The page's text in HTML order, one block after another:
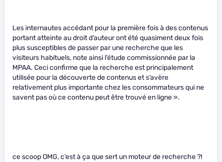
Les internautes accédant pour la première fois à des contenus
portant atteinte au droit d’auteur ont été quasiment deux fois
plus susceptibles de passer par une recherche que les
visiteurs habituels, note ainsi l’étude commissionnée par la
MPAA. Ceci confirme que la recherche est principalement
utilisée pour la découverte de contenus et s’avère
relativement plus importante chez les consommateurs qui ne
savent pas où ce contenu peut être trouvé en ligne ».
ce scoop OMG, c’est à ça que sert un moteur de recherche ?!